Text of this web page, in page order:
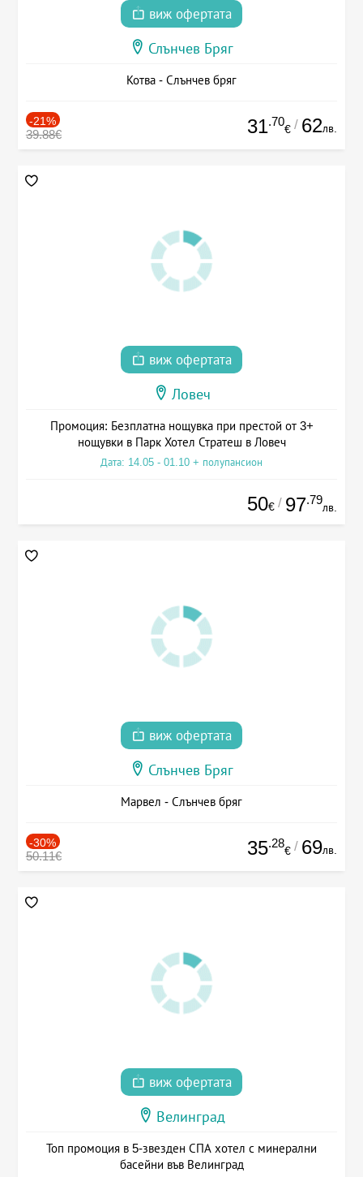
виж офертата
Слънчев Бряг
Котва - Слънчев бряг
-21%
39.88€ 31.70
€ / 62лв.
виж офертата
Ловеч
Промоция: Безплатна нощувка при престой от 3+
нощувки в Парк Хотел Стратеш в Ловеч
Дата: 14.05 - 01.10 + полупансион
50€ / 97.79
лв.
виж офертата
Слънчев Бряг
Марвел - Слънчев бряг
-30%
50.11€ 35.28
€ / 69лв.
виж офертата
Велинград
Топ промоция в 5-звезден СПА хотел с минерални
басейни във Велинград